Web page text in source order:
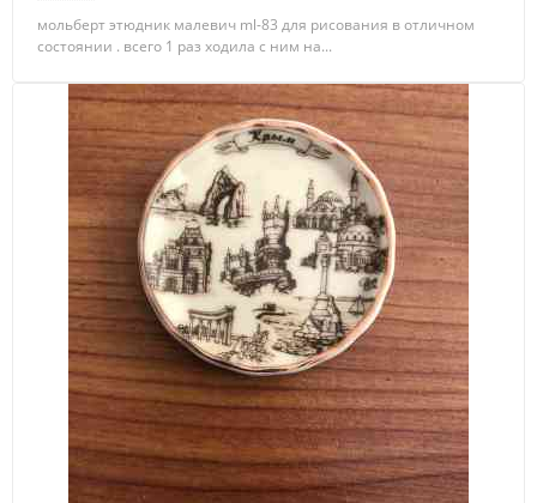
мольберт этюдник малевич ml-83 для рисования в отличном
состоянии . всего 1 раз ходила с ним на...